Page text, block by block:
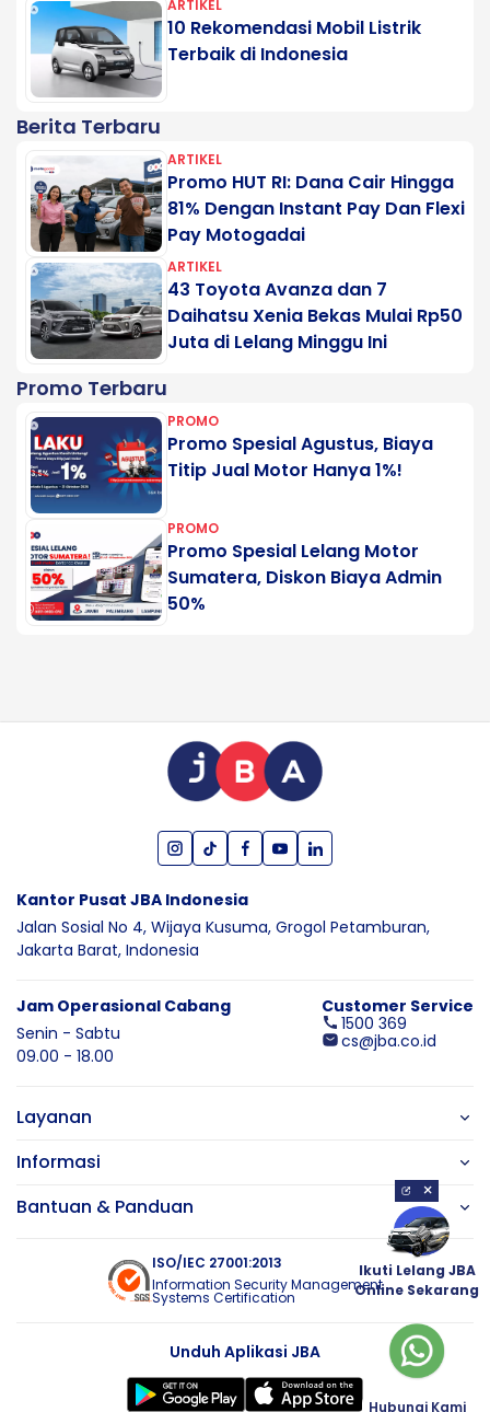
ARTIKEL
10 Rekomendasi Mobil Listrik
Terbaik di Indonesia
Berita Terbaru
ARTIKEL
Promo HUT RI: Dana Cair Hingga
81% Dengan Instant Pay Dan Flexi
Pay Motogadai
ARTIKEL
43 Toyota Avanza dan 7
Daihatsu Xenia Bekas Mulai Rp50
Juta di Lelang Minggu Ini
Promo Terbaru
PROMO
Promo Spesial Agustus, Biaya
Titip Jual Motor Hanya 1%!
PROMO
Promo Spesial Lelang Motor
Sumatera, Diskon Biaya Admin
50%
Kantor Pusat JBA Indonesia
Jalan Sosial No 4, Wijaya Kusuma, Grogol Petamburan,
Jakarta Barat, Indonesia
Jam Operasional Cabang
Senin - Sabtu
09.00 - 18.00
Customer Service
1500 369
cs@jba.co.id
Layanan
Informasi
Bantuan & Panduan
ISO/IEC 27001:2013
Information Security Management
Systems Certification
Unduh Aplikasi JBA
×
Ikuti Lelang JBA
Online Sekarang
Hubungi Kami